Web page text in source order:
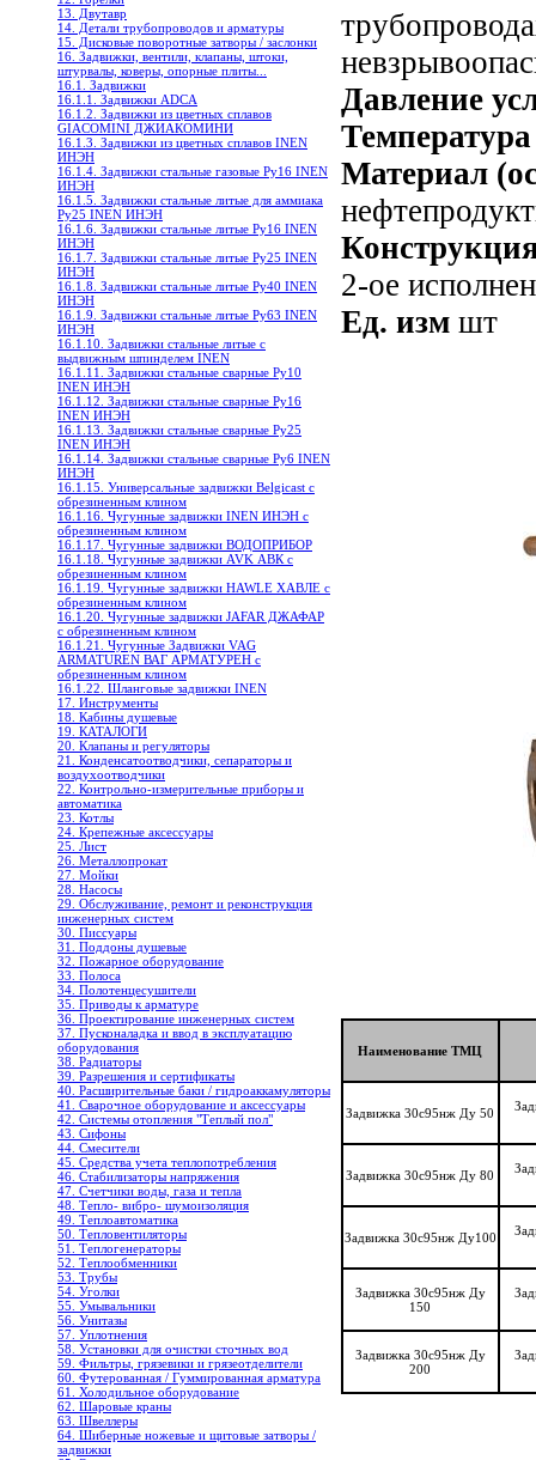
13. Двутавр
14. Детали трубопроводов и арматуры
15. Дисковые поворотные затворы / заслонки
16. Задвижки, вентили, клапаны, штоки,
штурвалы, коверы, опорные плиты...
16.1. Задвижки
16.1.1. Задвижки ADCA
16.1.2. Задвижки из цветных сплавов
GIACOMINI ДЖИАКОМИНИ
16.1.3. Задвижки из цветных сплавов INEN
ИНЭН
16.1.4. Задвижки стальные газовые Ру16 INEN
ИНЭН
16.1.5. Задвижки стальные литые для аммиака
Ру25 INEN ИНЭН
16.1.6. Задвижки стальные литые Ру16 INEN
ИНЭН
16.1.7. Задвижки стальные литые Ру25 INEN
ИНЭН
16.1.8. Задвижки стальные литые Ру40 INEN
ИНЭН
16.1.9. Задвижки стальные литые Ру63 INEN
ИНЭН
16.1.10. Задвижки стальные литые с
выдвижным шпинделем INEN
16.1.11. Задвижки стальные сварные Ру10
INEN ИНЭН
16.1.12. Задвижки стальные сварные Ру16
INEN ИНЭН
16.1.13. Задвижки стальные сварные Ру25
INEN ИНЭН
16.1.14. Задвижки стальные сварные Ру6 INEN
ИНЭН
16.1.15. Универсальные задвижки Belgicast с
обрезиненным клином
16.1.16. Чугунные задвижки INEN ИНЭН c
обрезиненным клином
16.1.17. Чугунные задвижки ВОДОПРИБОР
16.1.18. Чугунные задвижки AVK АВК с
обрезиненным клином
16.1.19. Чугунные задвижки HAWLE ХАВЛЕ с
обрезиненным клином
16.1.20. Чугунные задвижки JAFAR ДЖАФАР
с обрезиненным клином
16.1.21. Чугунные Задвижки VAG
ARMATUREN ВАГ АРМАТУРЕН с
обрезиненным клином
16.1.22. Шланговые задвижки INEN
17. Инструменты
18. Кабины душевые
19. КАТАЛОГИ
20. Клапаны и регуляторы
21. Конденсатоотводчики, сепараторы и
воздухоотводчики
22. Контрольно-измерительные приборы и
автоматика
23. Котлы
24. Крепежные аксессуары
25. Лист
26. Металлопрокат
27. Мойки
28. Насосы
29. Обслуживание, ремонт и реконструкция
инженерных систем
30. Писсуары
31. Поддоны душевые
32. Пожарное оборудование
33. Полоса
34. Полотенцесушители
35. Приводы к арматуре
36. Проектирование инженерных систем
37. Пусконаладка и ввод в эксплуатацию
оборудования
38. Радиаторы
39. Разрешения и сертификаты
40. Расширительные баки / гидроаккамуляторы
41. Сварочное оборудование и аксессуары
42. Системы отопления "Теплый пол"
43. Сифоны
44. Смесители
45. Средства учета теплопотребления
46. Стабилизаторы напряжения
47. Счетчики воды, газа и тепла
48. Тепло- вибро- шумоизоляция
49. Теплоавтоматика
50. Тепловентиляторы
51. Теплогенераторы
52. Теплообменники
53. Трубы
54. Уголки
55. Умывальники
56. Унитазы
57. Уплотнения
58. Установки для очистки сточных вод
59. Фильтры, грязевики и грязеотделители
60. Футерованная / Гуммированная арматура
61. Холодильное oборудование
62. Шаровые краны
63. Швеллеры
64. Шиберные ножевые и щитовые затворы /
задвижки
Давление
Материал
2-ое
Ед. изм шт
Наименование ТМЦ
Задвижка 30с95нж Ду 50
Задвижка 30с95нж Ду 80
Задвижка 30с95нж Ду100
Задвижка 30с95нж Ду
150
Задвижка 30с95нж Ду
200